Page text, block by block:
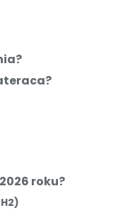
roku?